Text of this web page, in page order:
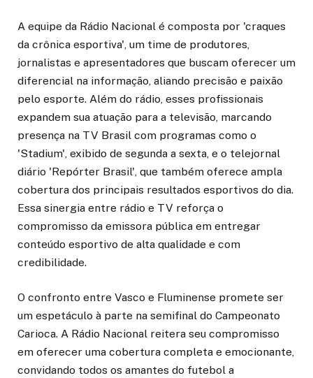
A equipe da Rádio Nacional é composta por 'craques
da crônica esportiva', um time de produtores,
jornalistas e apresentadores que buscam oferecer um
diferencial na informação, aliando precisão e paixão
pelo esporte. Além do rádio, esses profissionais
expandem sua atuação para a televisão, marcando
presença na TV Brasil com programas como o
'Stadium', exibido de segunda a sexta, e o telejornal
diário 'Repórter Brasil', que também oferece ampla
cobertura dos principais resultados esportivos do dia.
Essa sinergia entre rádio e TV reforça o
compromisso da emissora pública em entregar
conteúdo esportivo de alta qualidade e com
credibilidade.
O confronto entre Vasco e Fluminense promete ser
um espetáculo à parte na semifinal do Campeonato
Carioca. A Rádio Nacional reitera seu compromisso
em oferecer uma cobertura completa e emocionante,
convidando todos os amantes do futebol a